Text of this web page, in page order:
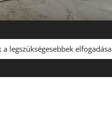
a legszükségesebbek elfogadása